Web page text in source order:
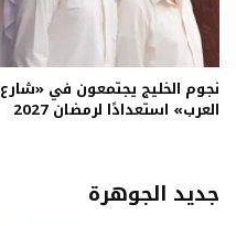
نجوم الخليج يجتمعون في «شارع
العرب» استعدادًا لرمضان 2027
جديد الجوهرة